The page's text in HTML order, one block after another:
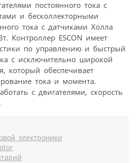
постоянного тока с
и бесколлекторными
тока с датчиками Холла
Контроллер ESCON имеет
по управлению и быстрый
с исключительно широкой
который обеспечивает
тока и момента.
с двигателями, скорость
электроники